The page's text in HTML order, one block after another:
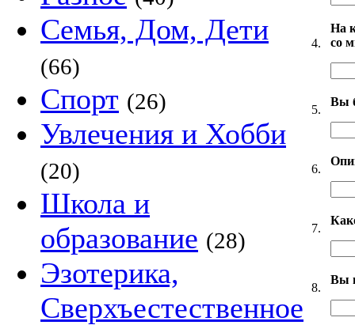
Семья, Дом, Дети
(66)
Спорт (26)
Увлечения и Хобби
(20)
Школа и
образование (28)
Эзотерика,
Сверхъестественное
4.
На
со
5.
Вы
6.
7.
8.
Вы